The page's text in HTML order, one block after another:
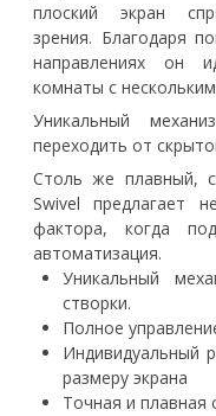
плоский экран
зрения. Благодаря
направлениях он
комнаты с
Уникальный
переходить от
Столь же плавный,
Swivel предлагает
фактора, когда
автоматизация.
Уникальный
створки.
Полное
Индивидуальный
размеру экрана
Точная и плавная